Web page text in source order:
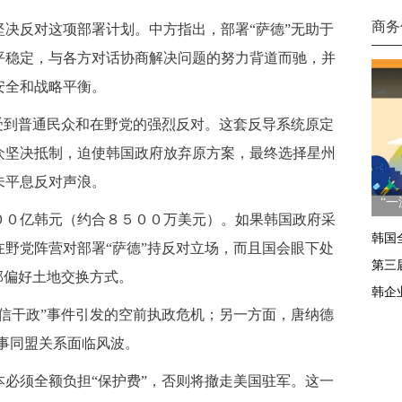
商
“
韩国
第三
韩企
对这项部署计划。中方指出，部署“萨德”无助于
定，与各方对话协商解决问题的努力背道而驰，并
和战略平衡。
通民众和在野党的强烈反对。这套反导系统原定
决抵制，迫使韩国政府放弃原方案，最终选择星州
息反对声浪。
韩元（约合８５００万美元）。如果韩国政府采
党阵营对部署“萨德”持反对立场，而且国会眼下处
好土地交换方式。
政”事件引发的空前执政危机；另一方面，唐纳德
同盟关系面临风波。
全额负担“保护费”，否则将撤走美国驻军。这一